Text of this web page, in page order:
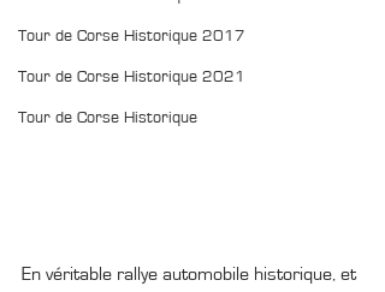
Tour de Corse Historique 2017
Tour de Corse Historique 2021
Tour de Corse Historique
En véritable rallye automobile historique, et